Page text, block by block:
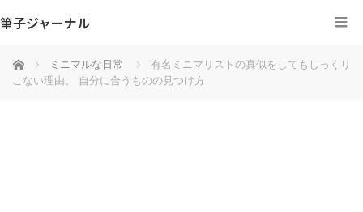
筆子ジャーナル
ホーム ミニマルな日常
有名ミニマリストの真似をしてもしっくり
こない理由。 自分に合うものの見つけ方